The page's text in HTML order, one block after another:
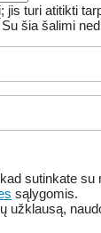
jis turi atitikti
Su šia šalimi
sutinkate su
sąlygomis.
užklausą,